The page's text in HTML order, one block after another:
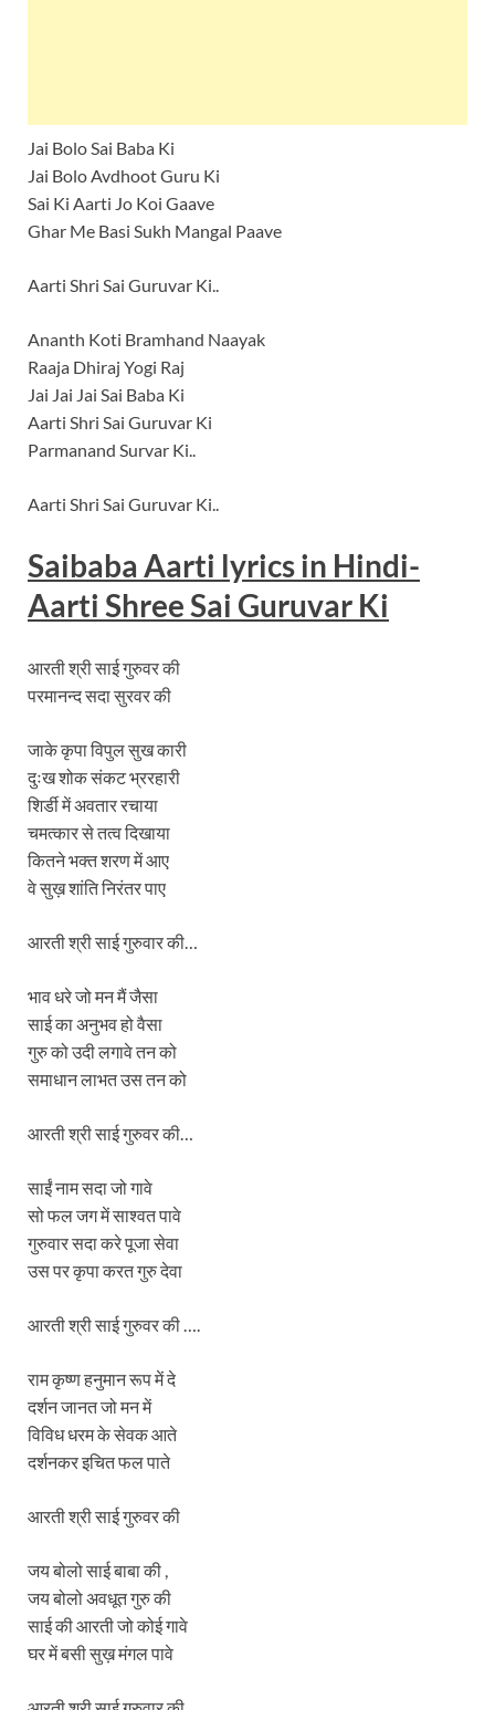
Jai Bolo Sai Baba Ki
Jai Bolo Avdhoot Guru Ki
Sai Ki Aarti Jo Koi Gaave
Ghar Me Basi Sukh Mangal Paave
Aarti Shri Sai Guruvar Ki..
Ananth Koti Bramhand Naayak
Raaja Dhiraj Yogi Raj
Jai Jai Jai Sai Baba Ki
Aarti Shri Sai Guruvar Ki
Parmanand Survar Ki..
Aarti Shri Sai Guruvar Ki..
Saibaba Aarti lyrics in Hindi-
Aarti Shree Sai Guruvar Ki
आरती श्री साई गुरुवर की
परमानन्द सदा सुरवर की
जाके कृपा विपुल सुख कारी
दुःख शोक संकट भ्ररहारी
शिर्डी में अवतार रचाया
चमत्कार से तत्व दिखाया
कितने भक्त शरण में आए
वे सुख़ शांति निरंतर पाए
आरती श्री साई गुरुवार की…
भाव धरे जो मन मैं जैसा
साई का अनुभव हो वैसा
गुरु को उदी लगावे तन को
समाधान लाभत उस तन को
आरती श्री साई गुरुवर की…
साईं नाम सदा जो गावे
सो फल जग में साश्वत पावे
गुरुवार सदा करे पूजा सेवा
उस पर कृपा करत गुरु देवा
आरती श्री साई गुरुवर की ….
राम कृष्ण हनुमान रूप में दे
दर्शन जानत जो मन में
विविध धरम के सेवक आते
दर्शनकर इचित फल पाते
आरती श्री साई गुरुवर की
जय बोलो साई बाबा की ,
जय बोलो अवधूत गुरु की
साई की आरती जो कोई गावे
घर में बसी सुख़ मंगल पावे